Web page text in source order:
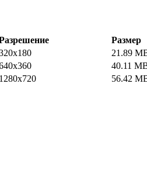
Размер
21.89
40.11
1280x720 56.42